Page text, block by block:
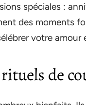
spéciales :
des moments
votre
de